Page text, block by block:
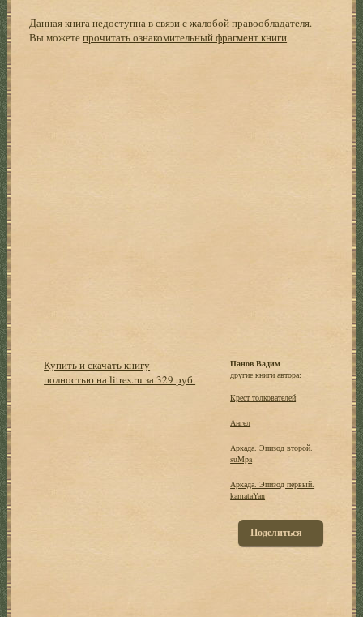
Данная книга недоступна в связи с жалобой правообладателя.
Вы можетепрочитать ознакомительный фрагмент книги.
Купить и скачать книгу
полностью на litres.ru за 329 руб.
Панов Вадим
другие книги автора:
Крест толкователей
Ангел
Аркада. Эпизод второй.
suMpa
Аркада. Эпизод первый.
kamataYan
Поделиться